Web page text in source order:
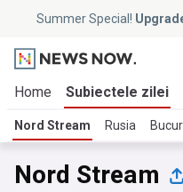
Summer Special!
Home Subiectele zilei
Nord Stream Rusia
Nord Stream